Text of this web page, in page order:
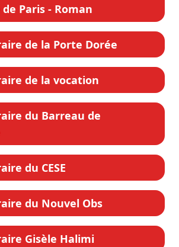
Paris - Roman
de la Porte Dorée
de la vocation
du Barreau de
du CESE
du Nouvel Obs
Gisèle Halimi